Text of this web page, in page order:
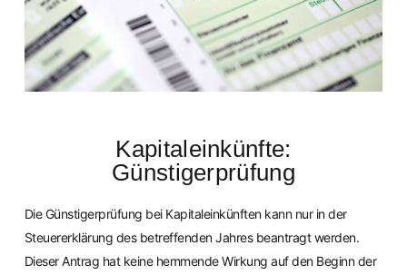
Kapitaleinkünfte:
Günstigerprüfung
Die Günstigerprüfung bei Kapitaleinkünften kann nur in der
Steuererklärung des betreffenden Jahres beantragt werden.
Dieser Antrag hat keine hemmende Wirkung auf den Beginn der